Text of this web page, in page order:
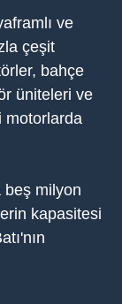
ve
çeşit
bahçe
üniteleri ve
motorlarda
beş milyon
kapasitesi